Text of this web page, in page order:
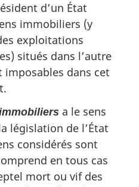
d’un État
immobiliers (y
exploitations
situés dans l’autre
dans cet
a le sens
législation de l’État
considérés sont
en tous cas
mort ou vif des